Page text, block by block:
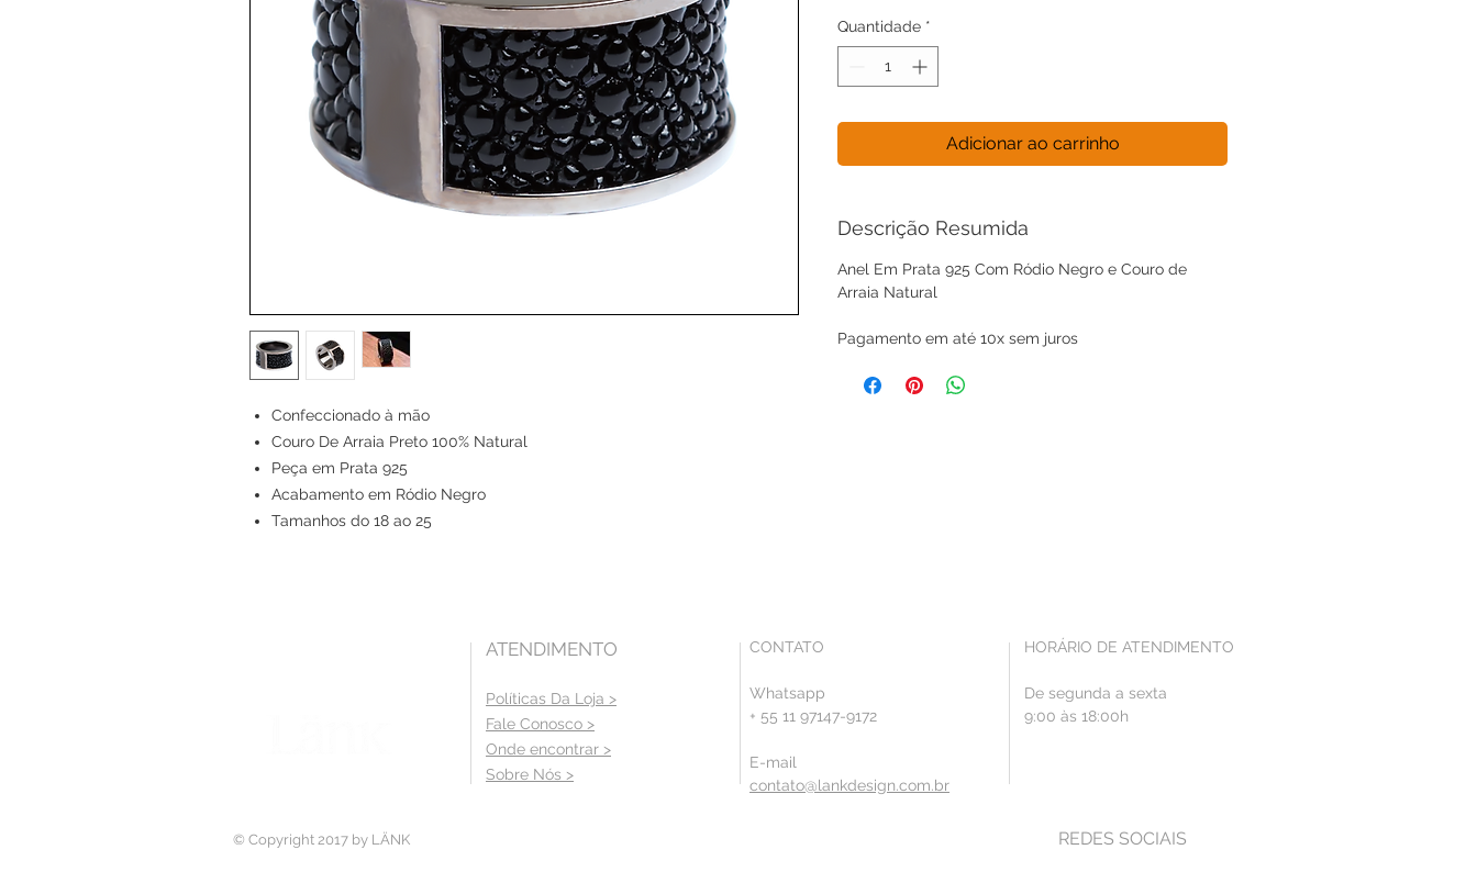
Confeccionado à mão
Couro De Arraia Preto 100% Natural
Peça em Prata 925
Acabamento em Ródio Negro
Tamanhos do 18 ao 25
Quantidade *
Adicionar ao carrinho
Descrição Resumida
Anel Em Prata 925 Com Ródio Negro e Couro de
Arraia Natural
Pagamento em até 10x sem juros
ATENDIMENTO
Políticas Da Loja >
Fale Conosco >
Onde encontrar >
Sobre Nós >
CONTATO
Whatsapp
+ 55 11 97147-9172
E-mail
contato@lankdesign.com.br
HORÁRIO DE ATENDIMENTO
De segunda a sexta
9:00 às 18:00h
© Copyright 2017 by LÄNK REDES SOCIAIS